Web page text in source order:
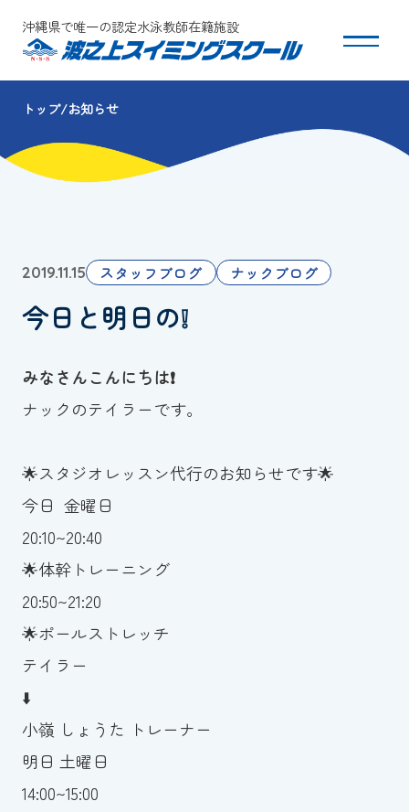
沖縄県で唯一の認定水泳教師在籍施設
スクールについて
コース・クラス紹介
団体会員募集
採用情報
カレンダー
波スイタイムズ
お問い合わせ
Tel.098-863-7264
トップ お知らせ
2019.11.15 スタッフブログ ナックブログ
今日と明日の❕
みなさんこんにちは❗️
ナックのテイラーです。
🌟スタジオレッスン代行のお知らせです🌟
今日 金曜日
20:10~20:40
🌟体幹トレーニング
20:50~21:20
🌟ポールストレッチ
テイラー
⬇️
小嶺 しょうた トレーナー
明日 土曜日
14:00~15:00